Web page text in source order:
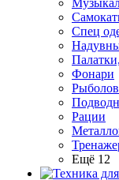
Спец
Фонари
Рации
Ещё 12